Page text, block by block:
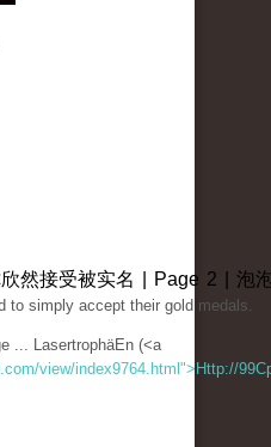
然接受被实名 | Page 2 | 泡
to simply accept their gold medals.
... LasertrophäEn (<a
view/index9764.html">Http://